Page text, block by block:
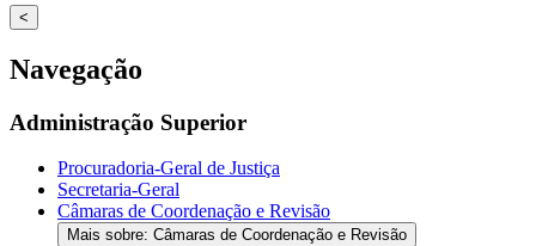
/".
This
shortcut
activates
screen
help
navigate
<
Navegação
Administração Superior
Procuradoria-Geral de Justiça
Secretaria-Geral
Câmaras de Coordenação e Revisão
Mais sobre: Câmaras de Coordenação e Revisão